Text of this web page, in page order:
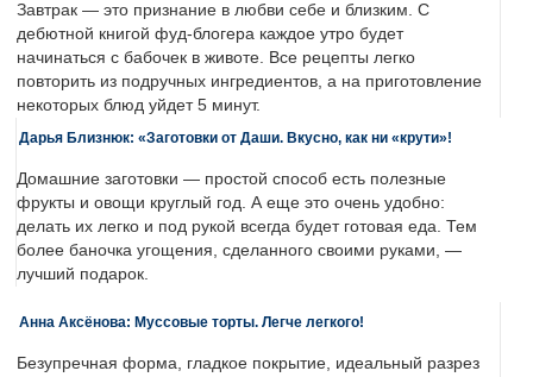
Завтрак — это признание в любви себе и близким. С
дебютной книгой фуд-блогера каждое утро будет
начинаться с бабочек в животе. Все рецепты легко
повторить из подручных ингредиентов, а на приготовление
некоторых блюд уйдет 5 минут.
Дарья Близнюк: «Заготовки от Даши. Вкусно, как ни «крути»!
Домашние заготовки — простой способ есть полезные
фрукты и овощи круглый год. А еще это очень удобно:
делать их легко и под рукой всегда будет готовая еда. Тем
более баночка угощения, сделанного своими руками, —
лучший подарок.
Анна Аксёнова: Муссовые торты. Легче легкого!
Безупречная форма, гладкое покрытие, идеальный разрез